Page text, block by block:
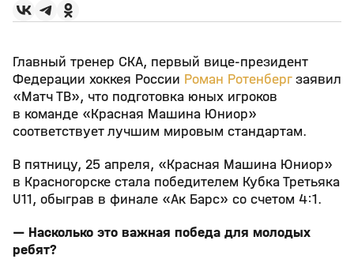
Главный тренер СКА, первый вице‑президент
Федерации хоккея России Роман Ротенбергзаявил
«Матч ТВ», что подготовка юных игроков
в команде «Красная Машина Юниор»
соответствует лучшим мировым стандартам.
В пятницу, 25 апреля, «Красная Машина Юниор»
в Красногорске стала победителем Кубка Третьяка
U11, обыграв в финале «Ак Барс» со счетом 4:1.
— Насколько это важная победа для молодых
ребят?